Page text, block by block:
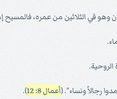
وهو في الثلاثين من عمره،
رجالاً ونساء". (أعمال 8: 12 ).